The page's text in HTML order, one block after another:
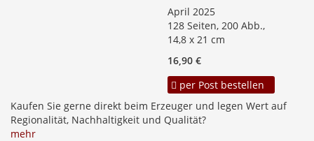
April 2025
128 Seiten, 200 Abb.,
14,8 x 21 cm
16,90 €
per Post bestellen
Kaufen Sie gerne direkt beim Erzeuger und legen Wert auf
Regionalität, Nachhaltigkeit und Qualität?
mehr